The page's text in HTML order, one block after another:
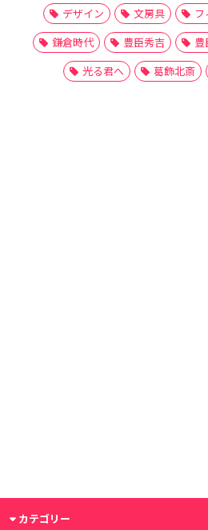
デザイン
文房具 フ
鎌倉時代
豊臣秀吉 豊
光る君へ
葛飾北斎
カテゴリー